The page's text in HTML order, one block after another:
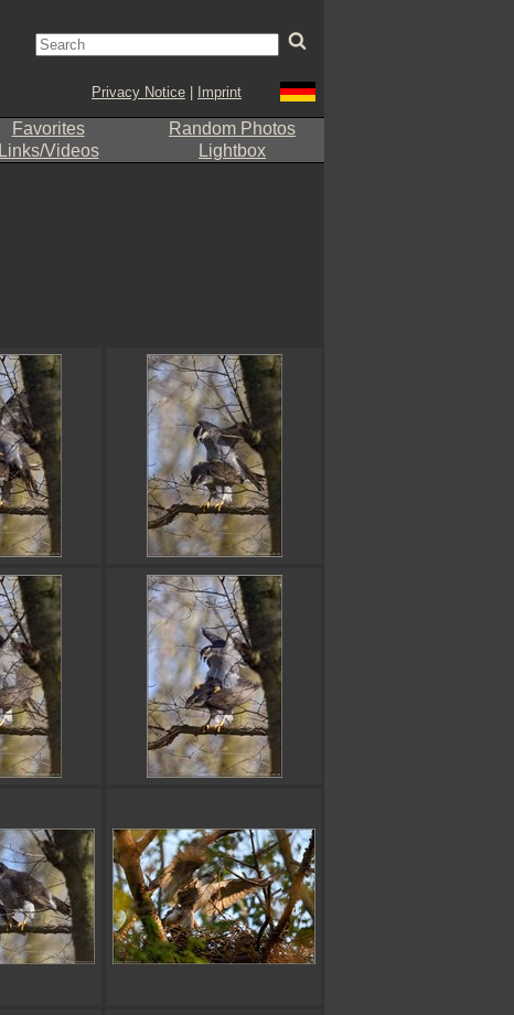
Privacy Notice Imprint
Favorites
Random Photos
Links/Videos Lightbox